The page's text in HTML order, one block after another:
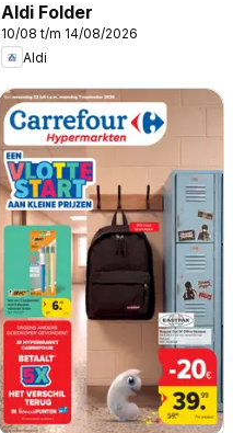
Aldi Folder
10/08 t/m 14/08/2026
Aldi